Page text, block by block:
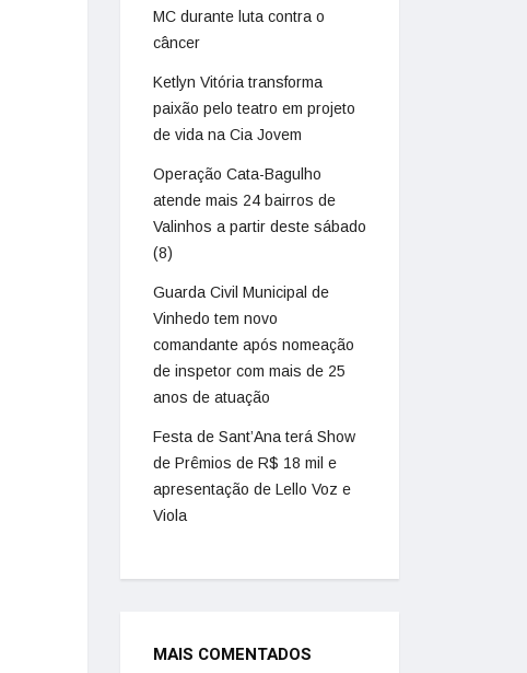
MC durante luta contra o
câncer
Ketlyn Vitória transforma
paixão pelo teatro em projeto
de vida na Cia Jovem
Operação Cata-Bagulho
atende mais 24 bairros de
Valinhos a partir deste sábado
(8)
Guarda Civil Municipal de
Vinhedo tem novo
comandante após nomeação
de inspetor com mais de 25
anos de atuação
Festa de Sant’Ana terá Show
de Prêmios de R$ 18 mil e
apresentação de Lello Voz e
Viola
MAIS COMENTADOS